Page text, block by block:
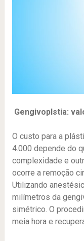
Gengivoplstia:
O custo para a
4.000 depende do
complexidade e
ocorre a remoção
Utilizando
milímetros da
simétrico. O
meia hora e